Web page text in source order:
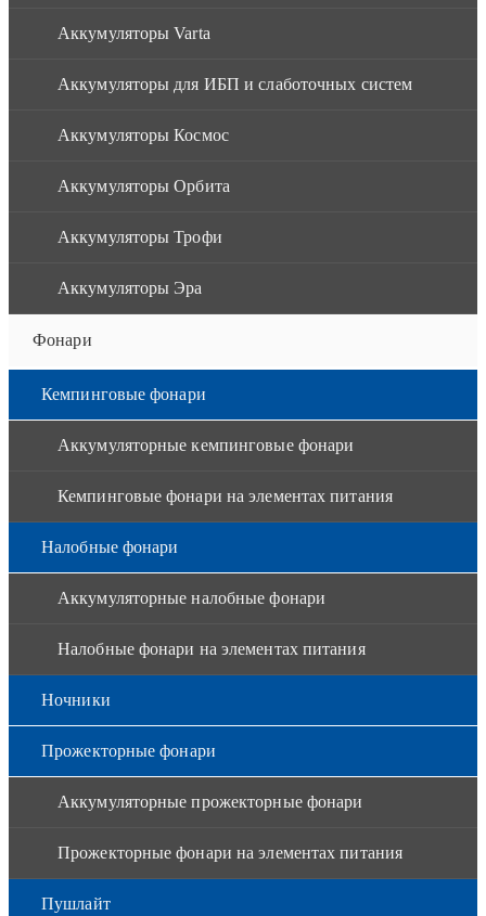
Аккумуляторы Varta
Аккумуляторы для ИБП и слаботочных систем
Аккумуляторы Космос
Аккумуляторы Орбита
Аккумуляторы Трофи
Аккумуляторы Эра
Фонари
Кемпинговые фонари
Аккумуляторные кемпинговые фонари
Кемпинговые фонари на элементах питания
Налобные фонари
Аккумуляторные налобные фонари
Налобные фонари на элементах питания
Ночники
Прожекторные фонари
Аккумуляторные прожекторные фонари
Прожекторные фонари на элементах питания
Пушлайт